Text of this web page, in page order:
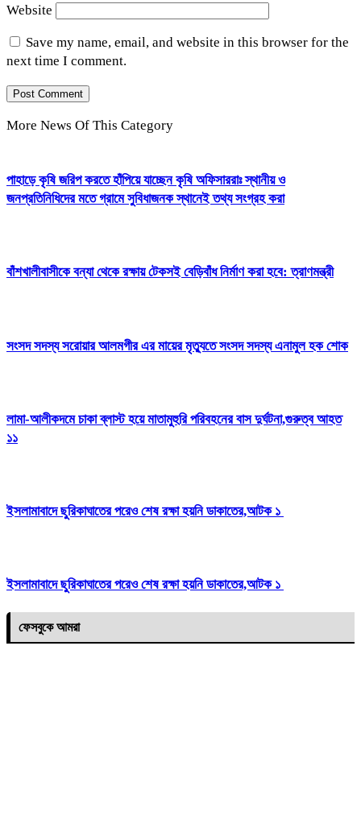
Website
Save my name, email, and website in this browser for the
next time I comment.
More News Of This Category
পাহাড়ে কৃষি জরিপ করতে হাঁপিয়ে যাচ্ছেন কৃষি অফিসাররাঃ স্থানীয় ও
জনপ্রতিনিধিদের মতে গ্রামে সুবিধাজনক স্থানেই তথ্য সংগ্রহ করা
বাঁশখালীবাসীকে বন্যা থেকে রক্ষায় টেকসই বেড়িবাঁধ নির্মাণ করা হবে: ত্রাণমন্ত্রী
সংসদ সদস্য সরোয়ার আলমগীর এর মায়ের মৃত্যুতে সংসদ সদস্য এনামুল হক শোক
লামা-আলীকদমে চাকা ব্লাস্ট হয়ে মাতামুহুরি পরিবহনের বাস দুর্ঘটনা,গুরুত্ব আহত
১১
ইসলামাবাদে ছুরিকাঘাতের পরেও শেষ রক্ষা হয়নি ডাকাতের,আটক ১
ইসলামাবাদে ছুরিকাঘাতের পরেও শেষ রক্ষা হয়নি ডাকাতের,আটক ১
ফেসবুকে আমরা